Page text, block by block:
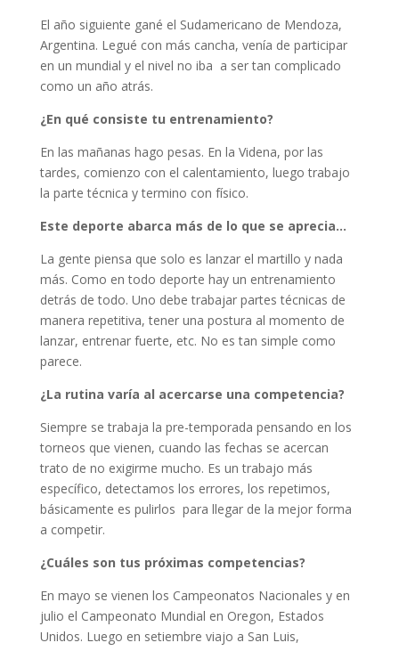
El año siguiente gané el Sudamericano de Mendoza,
Argentina. Legué con más cancha, venía de participar
en un mundial y el nivel no iba a ser tan complicado
como un año atrás.
¿En qué consiste tu entrenamiento?
En las mañanas hago pesas. En la Videna, por las
tardes, comienzo con el calentamiento, luego trabajo
la parte técnica y termino con físico.
Este deporte abarca más de lo que se aprecia…
La gente piensa que solo es lanzar el martillo y nada
más. Como en todo deporte hay un entrenamiento
detrás de todo. Uno debe trabajar partes técnicas de
manera repetitiva, tener una postura al momento de
lanzar, entrenar fuerte, etc. No es tan simple como
parece.
¿La rutina varía al acercarse una competencia?
Siempre se trabaja la pre-temporada pensando en los
torneos que vienen, cuando las fechas se acercan
trato de no exigirme mucho. Es un trabajo más
específico, detectamos los errores, los repetimos,
básicamente es pulirlos para llegar de la mejor forma
a competir.
¿Cuáles son tus próximas competencias?
En mayo se vienen los Campeonatos Nacionales y en
julio el Campeonato Mundial en Oregon, Estados
Unidos. Luego en setiembre viajo a San Luis,